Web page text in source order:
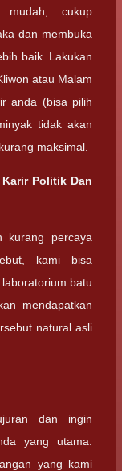
mudah, cukup
dan membuka
baik. Lakukan
atau Malam
anda (bisa pilih
tidak akan
maksimal.
Politik Dan
kurang percaya
kami bisa
batu
mendapatkan
natural asli
dan ingin
yang utama.
yang kami